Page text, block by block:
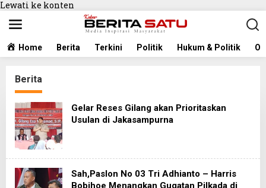
Lewati ke konten
Home Berita Terkini Politik Hukum & Politik
Berita
Gelar Reses Gilang akan Prioritaskan
Usulan di Jakasampurna
Sah,Paslon No 03 Tri Adhianto – Harris
Bobihoe Menangkan Gugatan Pilkada di